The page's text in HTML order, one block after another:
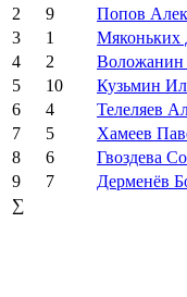
2
9 Попов
3
1 Мяконьких
4
2 Воложанин
5
10 Кузьмин
6
4 Телеляев
7
5 Хамеев
8
6 Гвоздева
9
7 Дерменёв
∑